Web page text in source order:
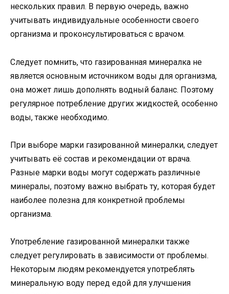
нескольких правил. В первую очередь, важно
учитывать индивидуальные особенности своего
организма и проконсультироваться с врачом.
Следует помнить, что газированная минералка не
является основным источником воды для организма,
она может лишь дополнять водный баланс. Поэтому
регулярное потребление других жидкостей, особенно
воды, также необходимо.
При выборе марки газированной минералки, следует
учитывать её состав и рекомендации от врача.
Разные марки воды могут содержать различные
минералы, поэтому важно выбрать ту, которая будет
наиболее полезна для конкретной проблемы
организма.
Употребление газированной минералки также
следует регулировать в зависимости от проблемы.
Некоторым людям рекомендуется употреблять
минеральную воду перед едой для улучшения